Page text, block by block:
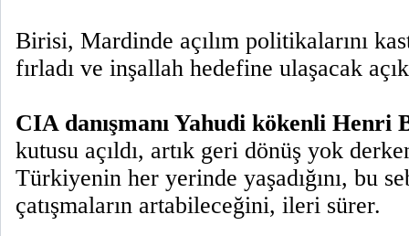
Birisi, Mardinde açılım politikalarını
fırladı ve inşallah hedefine ulaşacak
CIA danışmanı Yahudi kökenli Henri
kutusu açıldı, artık geri dönüş yok
Türkiyenin her yerinde yaşadığını, bu
çatışmaların artabileceğini, ileri sürer.